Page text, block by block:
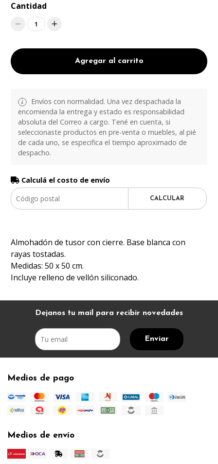
Cantidad
1
Agregar al carrito
Envíos con normalidad. Una vez despachada la
encomienda la entrega y estado es responsabilidad
absoluta del Correo a cargo. Tené en cuenta, si
seleccionaste productos en pre-venta o muebles, al pié
de cada uno, se especifica el tiempo aproximado de
despacho.
Calculá el costo de envío
CALCULAR
Almohadón de tusor con cierre. Base blanca con
rayas tostadas.
Medidas: 50 x 50 cm.
Incluye relleno de vellón siliconado.
Dejanos tu mail para recibir novedades
Enviar
Medios de pago
Medios de envío